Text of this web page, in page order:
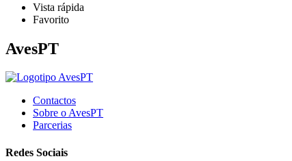
Vista rápida
Favorito
AvesPT
Contactos
Sobre o AvesPT
Parcerias
Redes Sociais